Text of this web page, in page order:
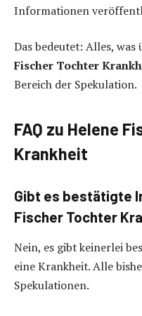
Informationen
Das bedeutet: Alles, was
Fischer Tochter
Bereich der Spekulation.
FAQ zu Helene
Krankheit
Gibt es bestätigte
Fischer Tochter
Nein, es gibt keinerlei
eine Krankheit. Alle
Spekulationen.